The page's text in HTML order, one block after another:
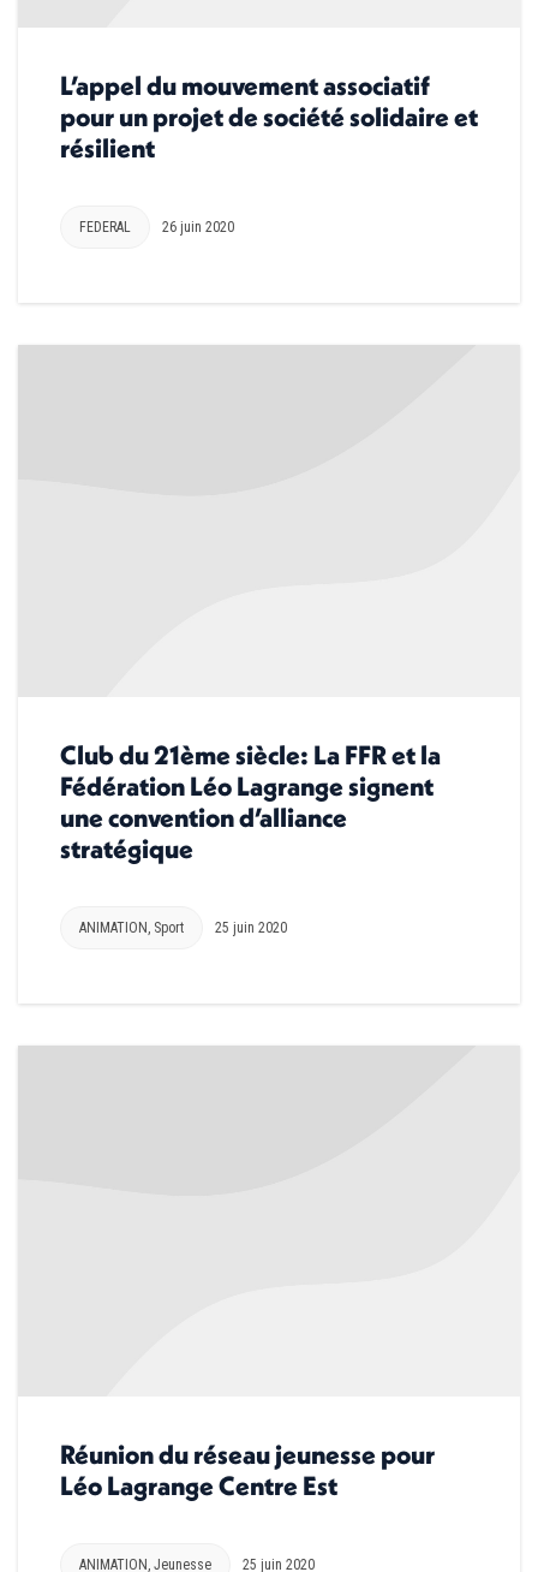
L’appel du mouvement associatif
pour un projet de société solidaire et
résilient
FEDERAL 26 juin 2020
Club du 21ème siècle: La FFR et la
Fédération Léo Lagrange signent
une convention d’alliance
stratégique
ANIMATION Sport 25 juin 2020
Réunion du réseau jeunesse pour
Léo Lagrange Centre Est
ANIMATION , Jeunesse 25 juin 2020